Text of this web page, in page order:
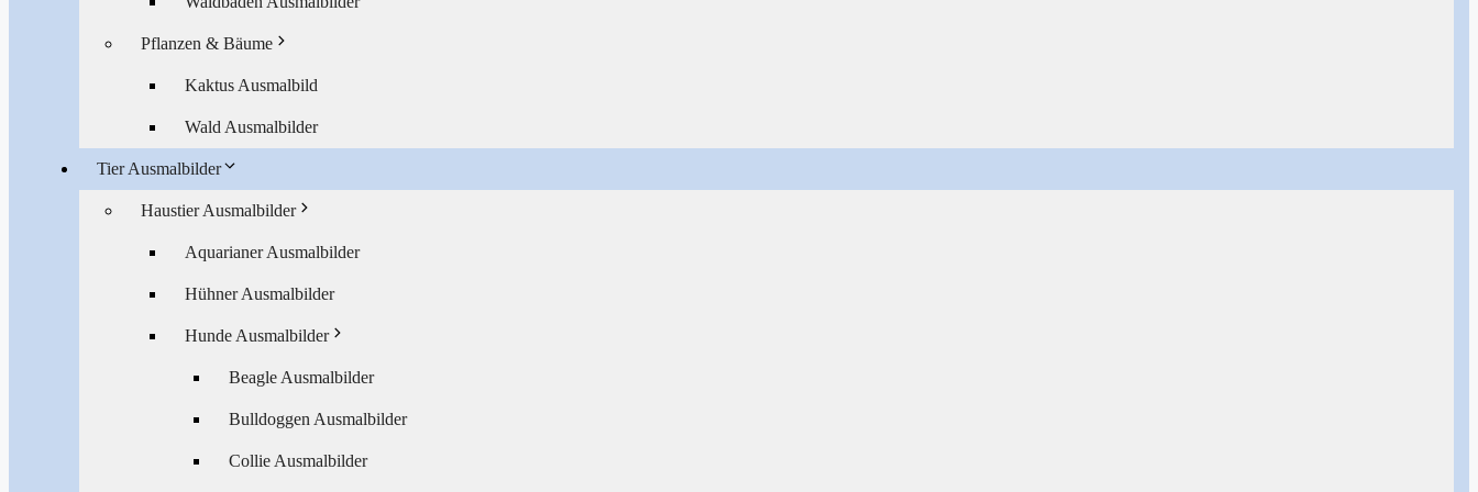
Pflanzen & Bäume
Kaktus Ausmalbild
Wald Ausmalbilder
Tier Ausmalbilder
Haustier Ausmalbilder
Aquarianer Ausmalbilder
Hühner Ausmalbilder
Hunde Ausmalbilder
Beagle Ausmalbilder
Bulldoggen Ausmalbilder
Collie Ausmalbilder